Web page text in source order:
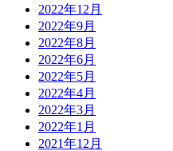
2022年12月
2022年9月
2022年8月
2022年6月
2022年5月
2022年4月
2022年3月
2022年1月
2021年12月